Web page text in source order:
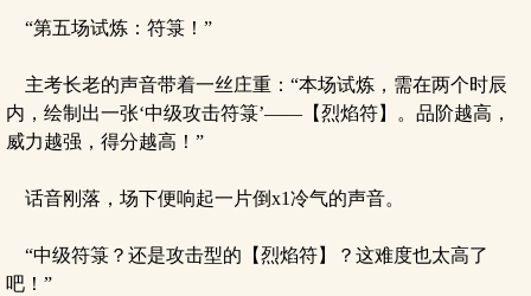
“第五场试炼：符箓！”
主考长老的声音带着一丝庄重：“本场试炼，需在两个时辰
内，绘制出一张‘中级攻击符箓’——【烈焰符】。品阶越高，
威力越强，得分越高！”
话音刚落，场下便响起一片倒x1冷气的声音。
“中级符箓？还是攻击型的【烈焰符】？这难度也太高了
吧！”